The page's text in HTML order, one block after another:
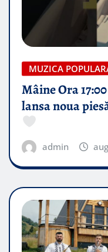
MUZICA
Mâine Ora
lansa noua
admin